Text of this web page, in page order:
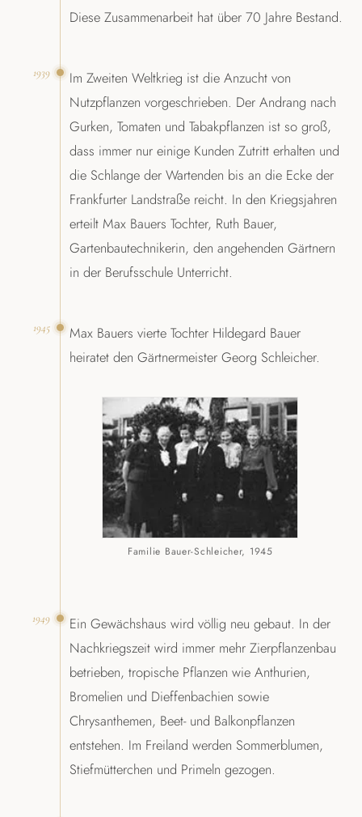
Diese Zusammenarbeit hat über 70 Jahre Bestand.
1939
Im Zweiten Weltkrieg ist die Anzucht von
Nutzpflanzen vorgeschrieben. Der Andrang nach
Gurken, Tomaten und Tabakpflanzen ist so groß,
dass immer nur einige Kunden Zutritt erhalten und
die Schlange der Wartenden bis an die Ecke der
Frankfurter Landstraße reicht. In den Kriegsjahren
erteilt Max Bauers Tochter, Ruth Bauer,
Gartenbautechnikerin, den angehenden Gärtnern
in der Berufsschule Unterricht.
1945
Max Bauers vierte Tochter Hildegard Bauer
heiratet den Gärtnermeister Georg Schleicher.
Familie Bauer-Schleicher, 1945
1949
Ein Gewächshaus wird völlig neu gebaut. In der
Nachkriegszeit wird immer mehr Zierpflanzenbau
betrieben, tropische Pflanzen wie Anthurien,
Bromelien und Dieffenbachien sowie
Chrysanthemen, Beet- und Balkonpflanzen
entstehen. Im Freiland werden Sommerblumen,
Stiefmütterchen und Primeln gezogen.